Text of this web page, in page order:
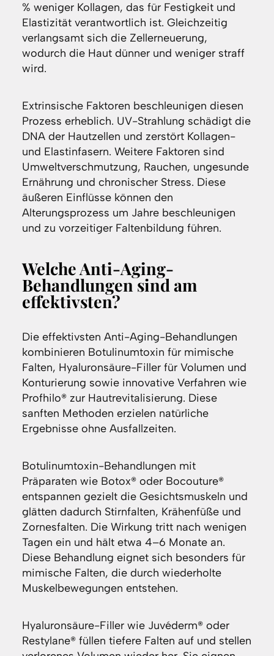
% weniger Kollagen, das für Festigkeit und
Elastizität verantwortlich ist. Gleichzeitig
verlangsamt sich die Zellerneuerung,
wodurch die Haut dünner und weniger straff
wird.
Extrinsische Faktoren beschleunigen diesen
Prozess erheblich. UV-Strahlung schädigt die
DNA der Hautzellen und zerstört Kollagen-
und Elastinfasern. Weitere Faktoren sind
Umweltverschmutzung, Rauchen, ungesunde
Ernährung und chronischer Stress. Diese
äußeren Einflüsse können den
Alterungsprozess um Jahre beschleunigen
und zu vorzeitiger Faltenbildung führen.
Welche Anti-Aging-
Behandlungen sind am
effektivsten?
Die effektivsten Anti-Aging-Behandlungen
kombinieren Botulinumtoxin für mimische
Falten, Hyaluronsäure-Filler für Volumen und
Konturierung sowie innovative Verfahren wie
Profhilo® zur Hautrevitalisierung. Diese
sanften Methoden erzielen natürliche
Ergebnisse ohne Ausfallzeiten.
Botulinumtoxin-Behandlungen mit
Präparaten wie Botox® oder Bocouture®
entspannen gezielt die Gesichtsmuskeln und
glätten dadurch Stirnfalten, Krähenfüße und
Zornesfalten. Die Wirkung tritt nach wenigen
Tagen ein und hält etwa 4–6 Monate an.
Diese Behandlung eignet sich besonders für
mimische Falten, die durch wiederholte
Muskelbewegungen entstehen.
Hyaluronsäure-Filler wie Juvéderm® oder
Restylane® füllen tiefere Falten auf und stellen